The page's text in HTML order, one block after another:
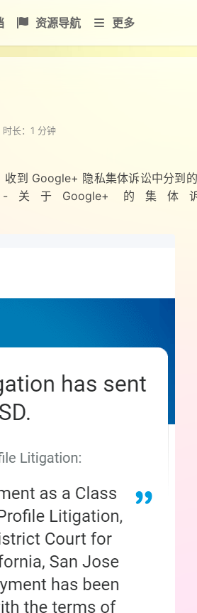
资源导航 更多
时长：1 分钟
到 Google+ 隐私集体诉讼中分到
于Google+ 的集体